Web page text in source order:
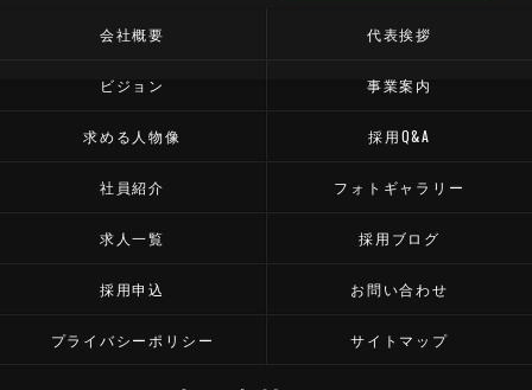
会社概要 代表挨拶
ビジョン 事業案内
求める人物像 採用Q&A
社員紹介 フォトギャラリー
求人一覧 採用ブログ
採用申込 お問い合わせ
プライバシーポリシー サイトマップ